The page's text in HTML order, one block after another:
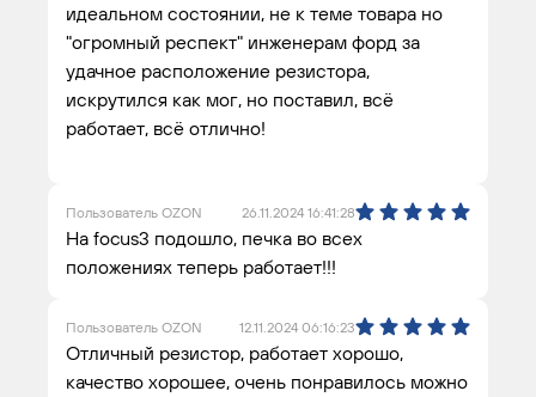
идеальном состоянии, не к теме товара но
"огромный респект" инженерам форд за
удачное расположение резистора,
искрутился как мог, но поставил, всё
работает, всё отлично!
Пользователь OZON 26.11.2024 16:41:28
На focus3 подошло, печка во всех
положениях теперь работает!!!
Пользователь OZON 12.11.2024 06:16:23
Отличный резистор, работает хорошо,
качество хорошее, очень понравилось можно